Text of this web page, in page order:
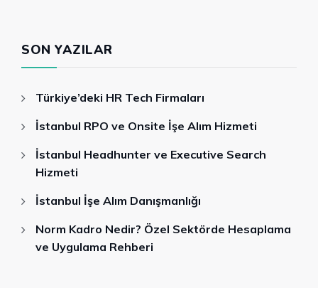
SON YAZILAR
Türkiye’deki HR Tech Firmaları
İstanbul RPO ve Onsite İşe Alım Hizmeti
İstanbul Headhunter ve Executive Search
Hizmeti
İstanbul İşe Alım Danışmanlığı
Norm Kadro Nedir? Özel Sektörde Hesaplama
ve Uygulama Rehberi